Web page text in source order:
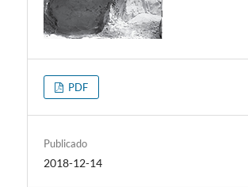
PDF
Publicado
2018-12-14